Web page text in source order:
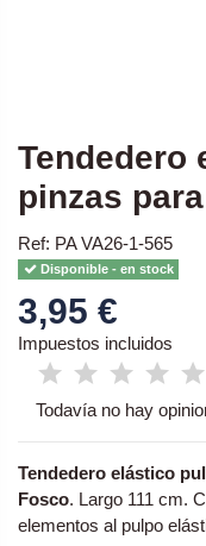
Tendedero
pinzas
Ref: PA VA26-1-565
Disponible - en stock
3,95 €
Impuestos incluidos
Todavía no hay
Tendedero elástico
Fosco. Largo 111 cm.
elementos al pulpo